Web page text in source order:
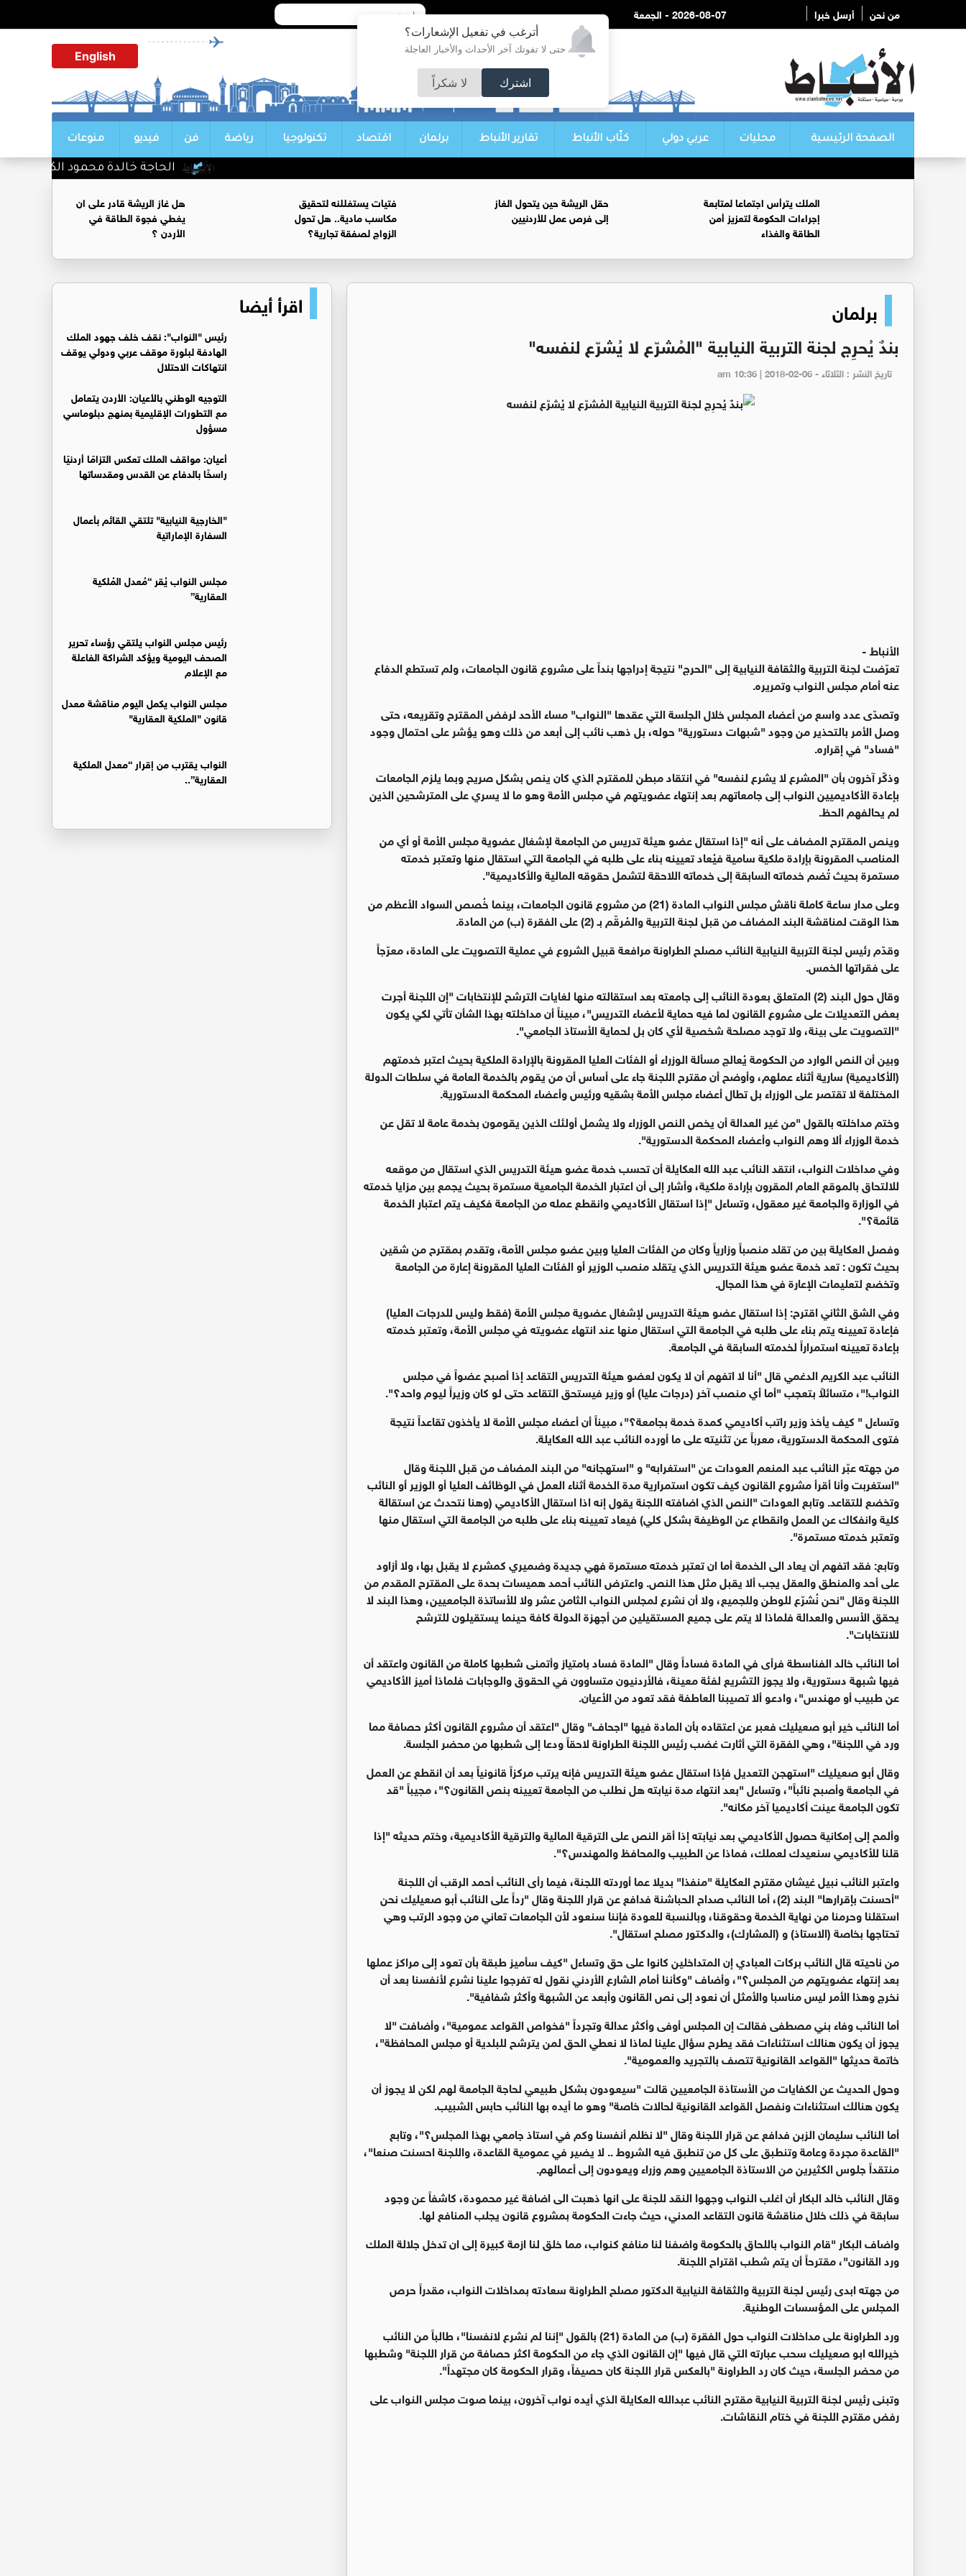
أترغب في تفعيل الإشعارات؟
حتى لا تفوتك آخر الأحداث والأخبار العاجلة
اشترك لا شكراً
من نحن أرسل خبرا 2026-08-07 - الجمعة
English
الصفحة الرئيسية محليات عربي دولي كتّاب الأنباط تقارير الأنباط برلمان اقتصاد تكنولوجيا رياضة فن فيديو منوعات
الحاجة خالدة محمود الكرمي في ذمة الله
الملك يترأس اجتماعا لمتابعة
إجراءات الحكومة لتعزيز أمن
الطاقة والغذاء
حقل الريشة حين يتحول الغاز
إلى فرص عمل للأردنيين
فتيات يستغللنه لتحقيق
مكاسب مادية.. هل تحول
الزواج لصفقة تجارية؟
هل غاز الريشة قادر على ان
يغطي فجوة الطاقة في
الأردن ؟
برلمان
بندٌ يُحرِج لجنة التربية النيابية "المُشرّع لا يُشرّع لنفسه"
تاريخ النشر : الثلاثاء - am 10:36 | 2018-02-06
الأنباط -
تعرّضت لجنة التربية والثقافة النيابية إلى "الحرج" نتيجة إدراجها بنداً على مشروع قانون الجامعات، ولم تستطع الدفاع
عنه أمام مجلس النواب وتمريره.
وتصدّى عدد واسع من أعضاء المجلس خلال الجلسة التي عقدها "النواب" مساء الأحد لرفض المقترح وتقريعه، حتى
وصل الأمر بالتحذير من وجود "شبهات دستورية" حوله، بل ذهب نائب إلى أبعد من ذلك وهو يؤشر على احتمال وجود
"فساد" في إقراره.
وذكّر آخرون بأن "المشرع لا يشرع لنفسه" في انتقاد مبطن للمقترح الذي كان ينص بشكل صريح وبما يلزم الجامعات
بإعادة الأكاديميين النواب إلى جامعاتهم بعد إنتهاء عضويتهم في مجلس الأمة وهو ما لا يسري على المترشحين الذين
لم يحالفهم الحظ.
وينص المقترح المضاف على أنه "إذا استقال عضو هيئة تدريس من الجامعة لإشغال عضوية مجلس الأمة أو أي من
المناصب المقرونة بإرادة ملكية سامية فيُعاد تعيينه بناء على طلبه في الجامعة التي استقال منها وتعتبر خدمته
مستمرة بحيث تُضم خدماته السابقة إلى خدماته اللاحقة لتشمل حقوقه المالية والأكاديمية".
وعلى مدار ساعة كاملة ناقش مجلس النواب المادة (21) من مشروع قانون الجامعات، بينما خُصص السواد الأعظم من
هذا الوقت لمناقشة البند المضاف من قبل لجنة التربية والمُرقّم بـ (2) على الفقرة (ب) من المادة.
وقدّم رئيس لجنة التربية النيابية النائب مصلح الطراونة مرافعة قبيل الشروع في عملية التصويت على المادة، معرّجاً
على فقراتها الخمس.
وقال حول البند (2) المتعلق بعودة النائب إلى جامعته بعد استقالته منها لغايات الترشح للإنتخابات "إن اللجنة أجرت
بعض التعديلات على مشروع القانون لما فيه حماية لأعضاء التدريس"، مبيناً أن مداخلته بهذا الشأن تأتي لكي يكون
"التصويت على بينة، ولا توجد مصلحة شخصية لأي كان بل لحماية الأستاذ الجامعي".
وبين أن النص الوارد من الحكومة يُعالج مسألة الوزراء أو الفئات العليا المقرونة بالإرادة الملكية بحيث اعتبر خدمتهم
(الأكاديمية) سارية أثناء عملهم، وأوضح أن مقترح اللجنة جاء على أساس أن من يقوم بالخدمة العامة في سلطات الدولة
المختلفة لا تقتصر على الوزراء بل تطال أعضاء مجلس الأمة بشقيه ورئيس وأعضاء المحكمة الدستورية.
وختم مداخلته بالقول "من غير العدالة أن يخص النص الوزراء ولا يشمل أولئك الذين يقومون بخدمة عامة لا تقل عن
خدمة الوزراء ألا وهم النواب وأعضاء المحكمة الدستورية".
وفي مداخلات النواب، انتقد النائب عبد الله العكايلة أن تحسب خدمة عضو هيئة التدريس الذي استقال من موقعه
للالتحاق بالموقع العام المقرون بإرادة ملكية، وأشار إلى أن اعتبار الخدمة الجامعية مستمرة بحيث يجمع بين مزايا خدمته
في الوزارة والجامعة غير معقول، وتساءل "إذا استقال الأكاديمي وانقطع عمله من الجامعة فكيف يتم اعتبار الخدمة
قائمة؟".
وفصل العكايلة بين من تقلد منصباً وزارياً وكان من الفئات العليا وبين عضو مجلس الأمة، وتقدم بمقترح من شقين
بحيث تكون : تعد خدمة عضو هيئة التدريس الذي يتقلد منصب الوزير أو الفئات العليا المقرونة إعارة من الجامعة
وتخضع لتعليمات الإعارة في هذا المجال.
وفي الشق الثاني اقترح: إذا استقال عضو هيئة التدريس لإشغال عضوية مجلس الأمة (فقط وليس للدرجات العليا)
فإعادة تعيينه يتم بناء على طلبه في الجامعة التي استقال منها عند انتهاء عضويته في مجلس الأمة، وتعتبر خدمته
بإعادة تعيينه استمراراً لخدمته السابقة في الجامعة.
النائب عبد الكريم الدغمي قال "أنا لا اتفهم أن لا يكون لعضو هيئة التدريس التقاعد إذا أصبح عضواً في مجلس
النواب!"، متسائلاً بتعجب "أما أي منصب آخر (درجات عليا) أو وزير فيستحق التقاعد حتى لو كان وزيراً ليوم واحد؟".
وتساءل " كيف يأخذ وزير راتب أكاديمي كمدة خدمة بجامعة؟"، مبيناً أن أعضاء مجلس الأمة لا يأخذون تقاعداً نتيجة
فتوى المحكمة الدستورية، معرباً عن تثنيته على ما أورده النائب عبد الله العكايلة.
من جهته عبّر النائب عبد المنعم العودات عن "استغرابه" و "استهجانه" من البند المضاف من قبل اللجنة وقال
"استغربت وأنا أقرأ مشروع القانون كيف تكون استمرارية مدة الخدمة أثناء العمل في الوظائف العليا أو الوزير أو النائب
وتخضع للتقاعد. وتابع العودات "النص الذي اضافته اللجنة يقول إنه اذا استقال الأكاديمي (وهنا نتحدث عن استقالة
كلية وانفكاك عن العمل وانقطاع عن الوظيفة بشكل كلي) فيعاد تعيينه بناء على طلبه من الجامعة التي استقال منها
وتعتبر خدمته مستمرة".
وتابع: فقد اتفهم أن يعاد الى الخدمة أما ان تعتبر خدمته مستمرة فهي جديدة وضميري كمشرع لا يقبل بها، ولا أزاود
على أحد والمنطق والعقل يجب ألا يقبل مثل هذا النص. واعترض النائب أحمد هميسات بحدة على المقترح المقدم من
اللجنة وقال "نحن نُشرّع للوطن وللجميع، ولا أن نشرع لمجلس النواب الثامن عشر ولا للأساتذة الجامعيين، وهذا البند لا
يحقق الأسس والعدالة فلماذا لا يتم على جميع المستقيلين من أجهزة الدولة كافة حينما يستقيلون للترشح
للانتخابات".
أما النائب خالد الفناسطة فرأى في المادة فساداً وقال "المادة فساد بامتياز وأتمنى شطبها كاملة من القانون واعتقد أن
فيها شبهة دستورية، ولا يجوز التشريع لفئة معينة، فالأردنيون متساوون في الحقوق والوجابات فلماذا أميز الأكاديمي
عن طبيب أو مهندس"، وادعو ألا تصيبنا العاطفة فقد تعود من الأعيان.
أما النائب خير أبو صعيليك فعبر عن اعتقاده بأن المادة فيها "اجحاف" وقال "اعتقد أن مشروع القانون أكثر حصافة مما
ورد في اللجنة"، وهي الفقرة التي أثارت غضب رئيس اللجنة الطراونة لاحقاً ودعا إلى شطبها من محضر الجلسة.
وقال أبو صعيليك "استهجن التعديل فإذا استقال عضو هيئة التدريس فإنه يرتب مركزاً قانونياً بعد أن انقطع عن العمل
في الجامعة وأصبح نائباً"، وتساءل "بعد انتهاء مدة نيابته هل نطلب من الجامعة تعيينه بنص القانون؟"، مجيباً "قد
تكون الجامعة عينت أكاديميا آخر مكانه".
وألمح إلى إمكانية حصول الأكاديمي بعد نيابته إذا أقر النص على الترقية المالية والترقية الأكاديمية، وختم حديثه "إذا
قلنا للأكاديمي سنعيدك لعملك، فماذا عن الطبيب والمحافظ والمهندس؟".
واعتبر النائب نبيل غيشان مقترح العكايلة "منفذا" بديلا عما أوردته اللجنة، فيما رأى النائب أحمد الرقب أن اللجنة
"أحسنت بإقرارها" البند (2)، أما النائب صداح الحباشنة فدافع عن قرار اللجنة وقال "رداً على النائب أبو صعيليك نحن
استقلنا وحرمنا من نهاية الخدمة وحقوقنا، وبالنسبة للعودة فإننا سنعود لأن الجامعات تعاني من وجود الرتب وهي
تحتاجها بخاصة (الاستاذ) و (المشارك)، والدكتور مصلح استقال".
من ناحيته قال النائب بركات العبادي إن المتداخلين كانوا على حق وتساءل "كيف سأميز طبقة بأن تعود إلى مراكز عملها
بعد إنتهاء عضويتهم من المجلس؟"، وأضاف "وكأننا أمام الشارع الأردني نقول له تفرجوا علينا نشرع لأنفسنا بعد أن
نخرج وهذا الأمر ليس مناسبا والأمثل أن نعود إلى نص القانون وأبعد عن الشبهة وأكثر شفافية".
أما النائب وفاء بني مصطفى فقالت إن المجلس أوفى وأكثر عدالة وتجرداً "فخواص القواعد عمومية"، وأضافت "لا
يجوز أن يكون هنالك استثناءات فقد يطرح سؤال علينا لماذا لا نعطي الحق لمن يترشح للبلدية أو مجلس المحافظة"،
خاتمة حديثها "القواعد القانونية تتصف بالتجريد والعمومية".
وحول الحديث عن الكفايات من الأستاذة الجامعيين قالت "سيعودون بشكل طبيعي لحاجة الجامعة لهم لكن لا يجوز أن
يكون هنالك استثناءات ونفصل القواعد القانونية لحالات خاصة" وهو ما أيده بها النائب حابس الشبيب.
أما النائب سليمان الزبن فدافع عن قرار اللجنة وقال "لا نظلم أنفسنا وكم في استاذ جامعي بهذا المجلس؟"، وتابع
"القاعدة مجردة وعامة وتنطبق على كل من تنطبق فيه الشروط .. لا يضير في عمومية القاعدة، واللجنة احسنت صنعا"،
منتقداً جلوس الكثيرين من الاستاذة الجامعيين وهم وزراء ويعودون إلى أعمالهم.
وقال النائب خالد البكار أن اغلب النواب وجهوا النقد للجنة على انها ذهبت الى اضافة غير محمودة، كاشفاً عن وجود
سابقة في ذلك خلال مناقشة قانون التقاعد المدني، حيث جاءت الحكومة بمشروع قانون يجلب المنافع لها.
واضاف البكار "قام النواب باللحاق بالحكومة واضفنا لنا منافع كنواب، مما خلق لنا ازمة كبيرة إلى ان تدخل جلالة الملك
ورد القانون"، مقترحاً أن يتم شطب اقتراح اللجنة.
من جهته ابدى رئيس لجنة التربية والثقافة النيابية الدكتور مصلح الطراونة سعادته بمداخلات النواب، مقدراً حرص
المجلس على المؤسسات الوطنية.
ورد الطراونة على مداخلات النواب حول الفقرة (ب) من المادة (21) بالقول "إننا لم نشرع لانفسنا"، طالباً من النائب
خيرالله ابو صعيليك سحب عبارته التي قال فيها "إن القانون الذي جاء من الحكومة اكثر حصافة من قرار اللجنة" وشطبها
من محضر الجلسة، حيث كان رد الطراونة "بالعكس قرار اللجنة كان حصيفاً، وقرار الحكومة كان مجتهداً".
وتبنى رئيس لجنة التربية النيابية مقترح النائب عبدالله العكايلة الذي أيده نواب آخرون، بينما صوت مجلس النواب على
رفض مقترح اللجنة في ختام النقاشات.
اقرأ أيضا
رئيس "النواب": نقف خلف جهود الملك
الهادفة لبلورة موقف عربي ودولي يوقف
انتهاكات الاحتلال
التوجيه الوطني بالأعيان: الأردن يتعامل
مع التطورات الإقليمية بمنهج دبلوماسي
مسؤول
أعيان: مواقف الملك تعكس التزامًا أردنيًا
راسخًا بالدفاع عن القدس ومقدساتها
"الخارجية النيابية" تلتقي القائم بأعمال
السفارة الإماراتية
مجلس النواب يُقر “مُعدل المُلكية
العقارية”
رئيس مجلس النواب يلتقي رؤساء تحرير
الصحف اليومية ويؤكد الشراكة الفاعلة
مع الإعلام
مجلس النواب يكمل اليوم مناقشة معدل
قانون "الملكية العقارية"
النواب يقترب من إقرار “معدل الملكية
العقارية”..